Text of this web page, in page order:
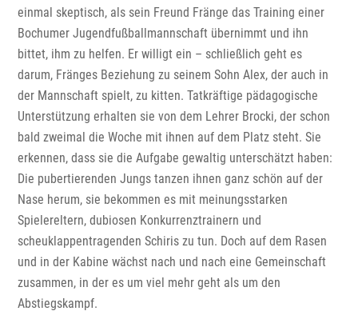
einmal skeptisch, als sein Freund Fränge das Training einer
Bochumer Jugendfußballmannschaft übernimmt und ihn
bittet, ihm zu helfen. Er willigt ein – schließlich geht es
darum, Fränges Beziehung zu seinem Sohn Alex, der auch in
der Mannschaft spielt, zu kitten. Tatkräftige pädagogische
Unterstützung erhalten sie von dem Lehrer Brocki, der schon
bald zweimal die Woche mit ihnen auf dem Platz steht. Sie
erkennen, dass sie die Aufgabe gewaltig unterschätzt haben:
Die pubertierenden Jungs tanzen ihnen ganz schön auf der
Nase herum, sie bekommen es mit meinungsstarken
Spielereltern, dubiosen Konkurrenztrainern und
scheuklappentragenden Schiris zu tun. Doch auf dem Rasen
und in der Kabine wächst nach und nach eine Gemeinschaft
zusammen, in der es um viel mehr geht als um den
Abstiegskampf.